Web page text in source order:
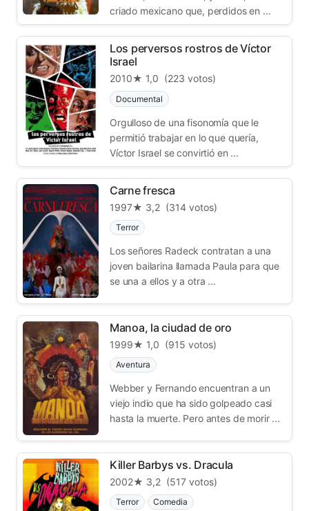
criado mexicano que, perdidos en ...
Los perversos rostros de Víctor
Israel
2010★ 1,0 (223 votos)
Documental
Orgulloso de una fisonomía que le
permitió trabajar en lo que quería,
Víctor Israel se convirtió en ...
Carne fresca
1997★ 3,2 (314 votos)
Terror
Los señores Radeck contratan a una
joven bailarina llamada Paula para que
se una a ellos y a otra ...
Manoa, la ciudad de oro
1999★ 1,0 (915 votos)
Aventura
Webber y Fernando encuentran a un
viejo indio que ha sido golpeado casi
hasta la muerte. Pero antes de morir ...
Killer Barbys vs. Dracula
2002★ 3,2 (517 votos)
Terror Comedia